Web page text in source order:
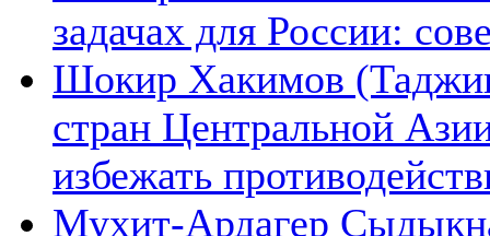
задачах для России:
Шокир Хакимов
стран Центральной
избежать
Мухит-Ардагер